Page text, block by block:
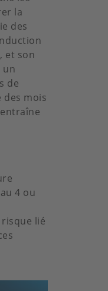
la
des
et son
un
de
des mois
4 ou
lié